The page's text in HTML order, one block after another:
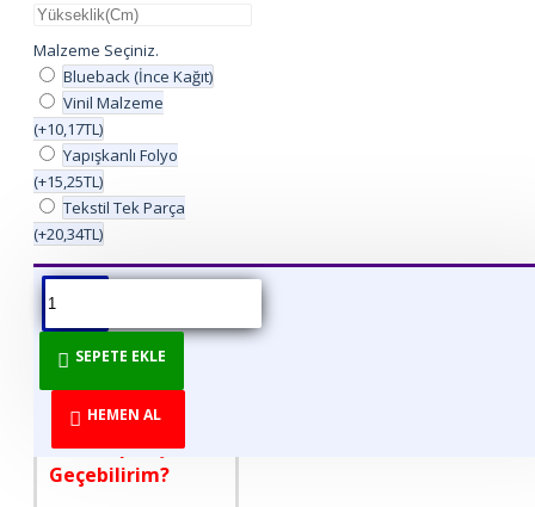
Malzeme Seçiniz.
Blueback (İnce Kağıt)
Vinil Malzeme
(+10,17TL)
Yapışkanlı Folyo
(+15,25TL)
Tekstil Tek Parça
(+20,34TL)
SEPETE EKLE
HEMEN AL
ÜRÜN BILGISI ÜRÜN YORUMLARI
DİREKT ÜRETİCİDEN
TÜKETİCİYE!
Nasıl Sipariş
Geçebilirim?